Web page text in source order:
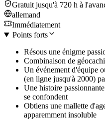
Gratuit jusqu'à 720 h à
allemand
Immédiatement
Points forts
Résous une énigme
Combinaison de
Un événement d'équipe
(en ligne jusqu'à 2000)
Une histoire
se confondent
Obtiens une mallette
apparemment insoluble